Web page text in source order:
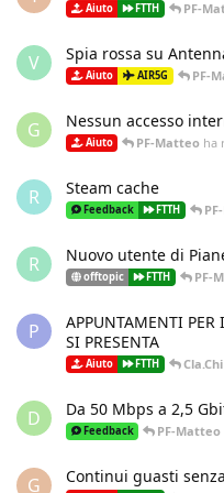
Aiuto FTTH PF-
V Spia rossa su
Aiuto AIR5G PF-
G Nessun accesso
Aiuto PF-Matteo ha
R Steam cache
Feedback FTTH
R Nuovo utente di
offtopic FTTH PF-
P
APPUNTAMENTI PER
SI PRESENTA
Aiuto FTTH Cla.Chi
D Da 50 Mbps a 2,5
Feedback PF-Matteo
G Continui guasti